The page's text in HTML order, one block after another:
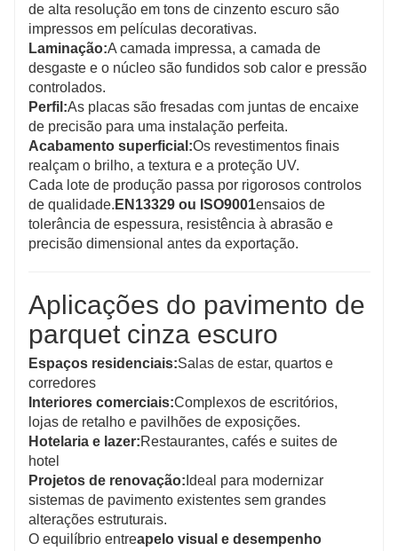
de alta resolução em tons de cinzento escuro são
impressos em películas decorativas.
Laminação:A camada impressa, a camada de
desgaste e o núcleo são fundidos sob calor e pressão
controlados.
Perfil:As placas são fresadas com juntas de encaixe
de precisão para uma instalação perfeita.
Acabamento superficial:Os revestimentos finais
realçam o brilho, a textura e a proteção UV.
Cada lote de produção passa por rigorosos controlos
de qualidade. EN13329 ou ISO9001ensaios de
tolerância de espessura, resistência à abrasão e
precisão dimensional antes da exportação.
Aplicações do pavimento de
parquet cinza escuro
Espaços residenciais:Salas de estar, quartos e
corredores
Interiores comerciais:Complexos de escritórios,
lojas de retalho e pavilhões de exposições.
Hotelaria e lazer:Restaurantes, cafés e suites de
hotel
Projetos de renovação: Ideal para modernizar
sistemas de pavimento existentes sem grandes
alterações estruturais.
O equilíbrio entreapelo visual e desempenho